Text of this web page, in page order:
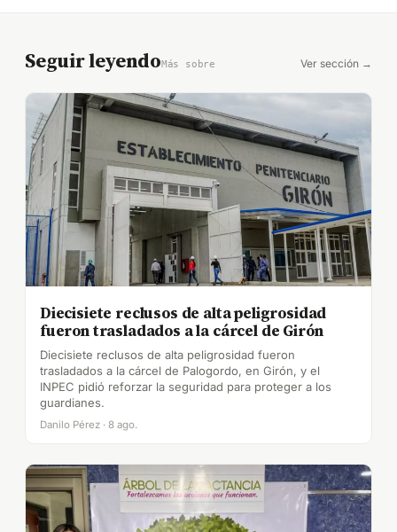
Seguir leyendoMás sobre Ver sección →
Diecisiete reclusos de alta peligrosidad
fueron trasladados a la cárcel de Girón
Diecisiete reclusos de alta peligrosidad fueron
trasladados a la cárcel de Palogordo, en Girón, y el
INPEC pidió reforzar la seguridad para proteger a los
guardianes.
Danilo Pérez · 8 ago.